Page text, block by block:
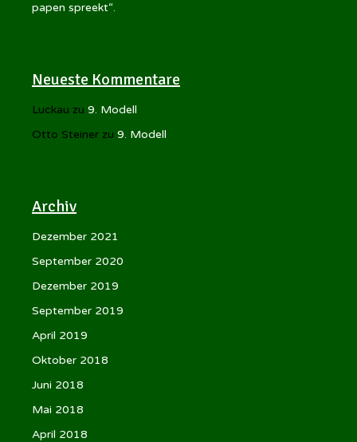
papen spreekt“.
Neueste Kommentare
Luckau zu 9. Modell
Otto Steiner zu 9. Modell
Archiv
Dezember 2021
September 2020
Dezember 2019
September 2019
April 2019
Oktober 2018
Juni 2018
Mai 2018
April 2018